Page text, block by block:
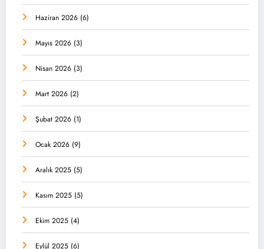
Haziran 2026 (6)
Mayıs 2026 (3)
Nisan 2026 (3)
Mart 2026 (2)
Şubat 2026 (1)
Ocak 2026 (9)
Aralık 2025 (5)
Kasım 2025 (5)
Ekim 2025 (4)
Eylül 2025 (6)